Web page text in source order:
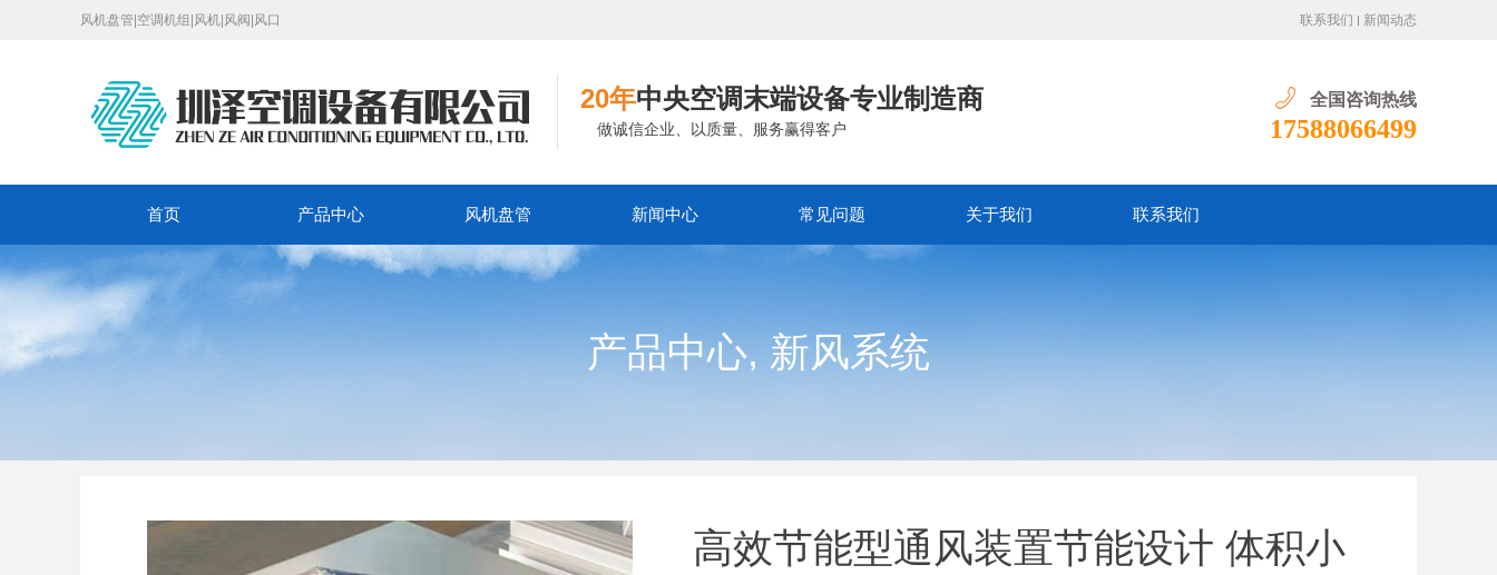
风机盘管|空调机组|风机|风阀|风口 联系我们 新闻动态
20年中央空调末端设备专业制造商
做诚信企业、以质量、服务赢得客户
全国咨询热线
17588066499
首页 产品中心 风机盘管 新闻中心 常见问题 关于我们 联系我们
产品中心, 新风系统
高效节能型通风装置节能设计 体积小